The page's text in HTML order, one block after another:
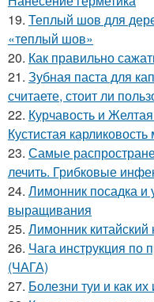
19. Теплый шов для
«теплый шов»
20. Как правильно
21. Зубная паста для
считаете, стоит ли
22. Курчавость и
Кустистая
23. Самые
лечить. Грибковые
24. Лимонник посадка и
выращивания
25. Лимонник
26. Чага инструкция
(ЧАГА)
27. Болезни туи и как